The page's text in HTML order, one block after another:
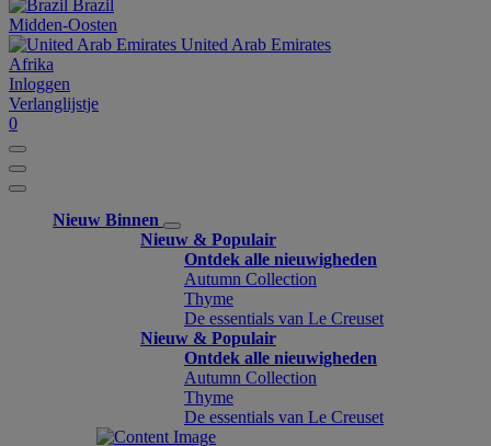
Brazil
Midden-Oosten
United Arab Emirates
Afrika
Inloggen
Verlanglijstje
0
Nieuw Binnen
Nieuw & Populair
Ontdek alle nieuwigheden
Autumn Collection
Thyme
De essentials van Le Creuset
Nieuw & Populair
Ontdek alle nieuwigheden
Autumn Collection
Thyme
De essentials van Le Creuset